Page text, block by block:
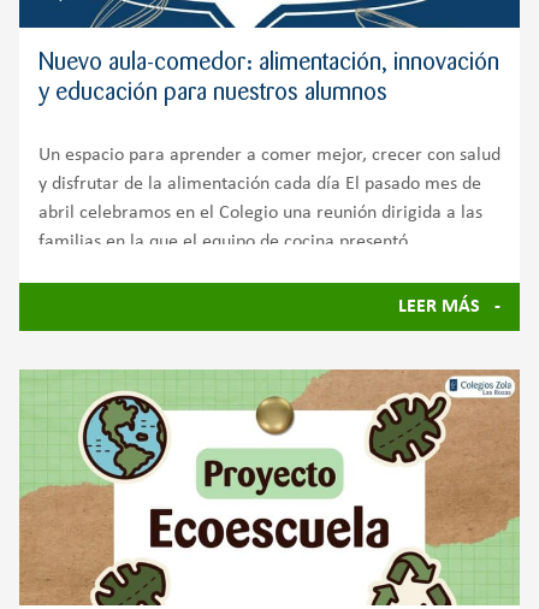
Nuevo aula-comedor: alimentación, innovación
y educación para nuestros alumnos
Un espacio para aprender a comer mejor, crecer con salud
y disfrutar de la alimentación cada día El pasado mes de
abril celebramos en el Colegio una reunión dirigida a las
familias en la que el equipo de cocina presentó
LEER MÁS